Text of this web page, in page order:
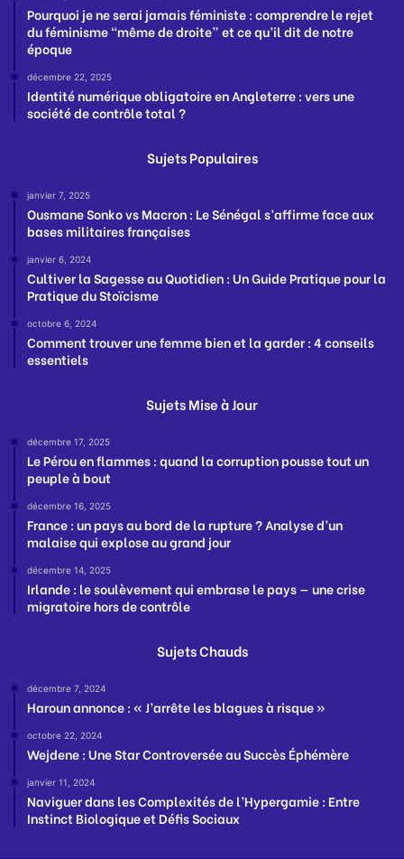
Pourquoi je ne serai jamais féministe : comprendre le rejet
du féminisme “même de droite” et ce qu’il dit de notre
époque
décembre 22, 2025
Identité numérique obligatoire en Angleterre : vers une
société de contrôle total ?
Sujets Populaires
janvier 7, 2025
Ousmane Sonko vs Macron : Le Sénégal s’affirme face aux
bases militaires françaises
janvier 6, 2024
Cultiver la Sagesse au Quotidien : Un Guide Pratique pour la
Pratique du Stoïcisme
octobre 6, 2024
Comment trouver une femme bien et la garder : 4 conseils
essentiels
Sujets Mise à Jour
décembre 17, 2025
Le Pérou en flammes : quand la corruption pousse tout un
peuple à bout
décembre 16, 2025
France : un pays au bord de la rupture ? Analyse d’un
malaise qui explose au grand jour
décembre 14, 2025
Irlande : le soulèvement qui embrase le pays — une crise
migratoire hors de contrôle
Sujets Chauds
décembre 7, 2024
Haroun annonce : « J’arrête les blagues à risque »
octobre 22, 2024
Wejdene : Une Star Controversée au Succès Éphémère
janvier 11, 2024
Naviguer dans les Complexités de l’Hypergamie : Entre
Instinct Biologique et Défis Sociaux